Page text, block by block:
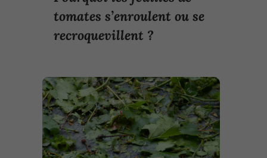
tomates s’enroulent ou se
recroquevillent ?